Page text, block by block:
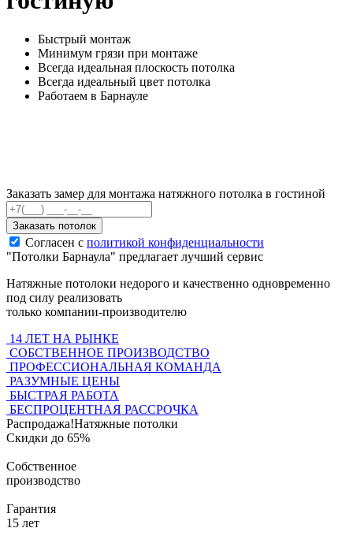
Быстрый монтаж
Минимум грязи при монтаже
Всегда идеальная плоскость потолка
Всегда идеальный цвет потолка
Работаем в Барнауле
Заказать замер для монтажа натяжного потолка в гостиной
Заказать потолок
Согласен с политикой конфиденциальности
"Потолки Барнаула" предлагает лучший сервис
Натяжные потолоки недорого и качественно одновременно
под силу реализовать
только компании-производителю
14 ЛЕТ НА РЫНКЕ
СОБСТВЕННОЕ ПРОИЗВОДСТВО
ПРОФЕССИОНАЛЬНАЯ КОМАНДА
РАЗУМНЫЕ ЦЕНЫ
БЫСТРАЯ РАБОТА
БЕСПРОЦЕНТНАЯ РАССРОЧКА
Распродажа!Натяжные потолки
Скидки до 65%
Собственное
производство
Гарантия
15 лет